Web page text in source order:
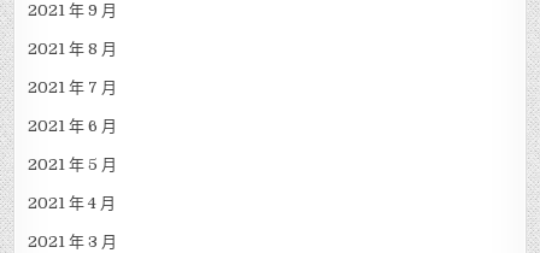
2021 年 9 月
2021 年 8 月
2021 年 7 月
2021 年 6 月
2021 年 5 月
2021 年 4 月
2021 年 3 月